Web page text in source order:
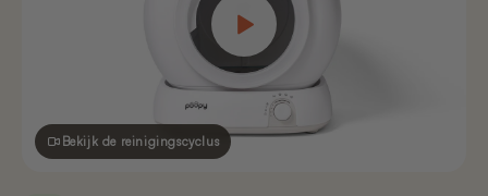
Bekijk de reinigingscyclus